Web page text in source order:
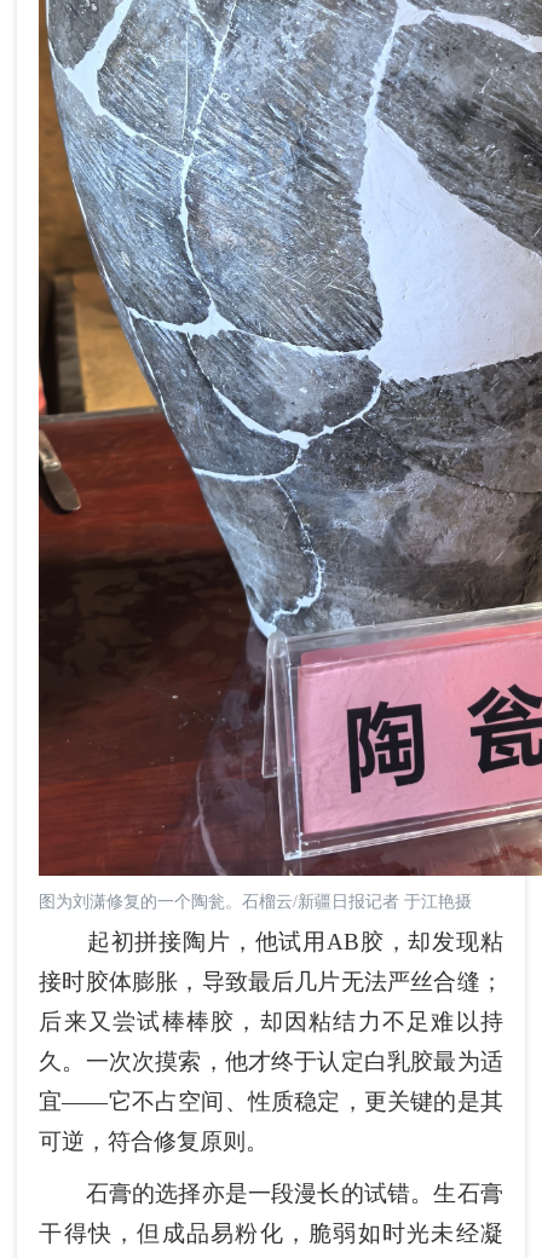
图为刘潇修复的一个陶瓮。石榴云/新疆日报记者 于江艳摄
起初拼接陶片，他试用AB胶，却发现粘
接时胶体膨胀，导致最后几片无法严丝合缝；
后来又尝试棒棒胶，却因粘结力不足难以持
久。一次次摸索，他才终于认定白乳胶最为适
宜——它不占空间、性质稳定，更关键的是其
可逆，符合修复原则。
石膏的选择亦是一段漫长的试错。生石膏
干得快，但成品易粉化，脆弱如时光未经凝